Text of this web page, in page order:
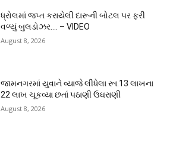
ધ્રોલમાં જપ્ત કરાયેલી દારૂની બોટલ પર ફરી
વળ્યું બુલડોઝર…. – VIDEO
August 8, 2026
જામનગરમાં યુવાને વ્યાજે લીધેલા રૂા.13 લાખના
22 લાખ ચૂકવ્યા છતાં પઠાણી ઉઘરાણી
August 8, 2026